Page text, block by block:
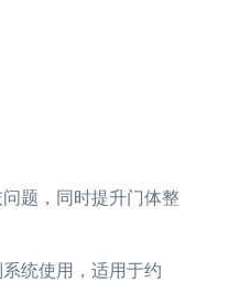
题，同时提升门体整
统使用，适用于约